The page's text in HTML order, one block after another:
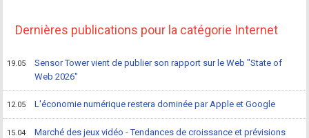
Dernières publications pour la catégorie Internet
19.05
Sensor Tower vient de publier son rapport sur le Web "State of
Web 2026"
12.05 L'économie numérique restera dominée par Apple et Google
15.04
Marché des jeux vidéo - Tendances de croissance et prévisions